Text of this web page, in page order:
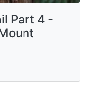
Part 4 -